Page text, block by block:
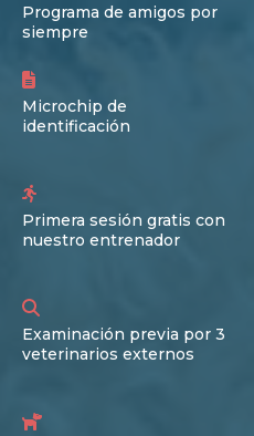
Programa de amigos por
siempre
Microchip de
identificación
Primera sesión gratis con
nuestro entrenador
Examinación previa por 3
veterinarios externos